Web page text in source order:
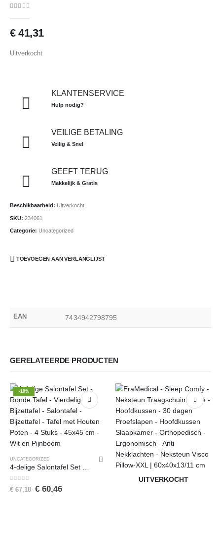
€41,31
Uitverkocht
KLANTENSERVICE
Hulp nodig?
VEILIGE BETALING
Veilig & Snel
GEEFT TERUG
Makkelijk & Gratis
Beschikbaarheid: Uitverkocht
SKU: 234061
Categorie: Uncategorized
TOEVOEGEN AAN VERLANGLIJST
EAN 7434942798795
GERELATEERDE PRODUCTEN
-10%
UNCATEGORIZED
4-delige Salontafel Set – Ronde Tafel – Vierdelige Bijzettafel – Salontafel – Bijzettafel – Tafel met Houten Poten – 4 Stuks – 45×45 cm – Wit en Pijnboom
0 van de 5
€67,18 €60,46
UITVERKOCHT